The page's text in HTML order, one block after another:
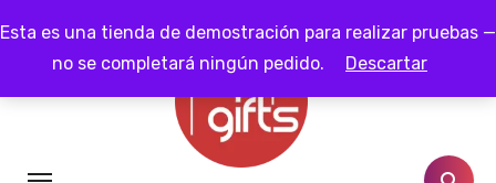
Esta es una tienda de demostración para realizar pruebas —
no se completará ningún pedido.
Descartar
al
contenido